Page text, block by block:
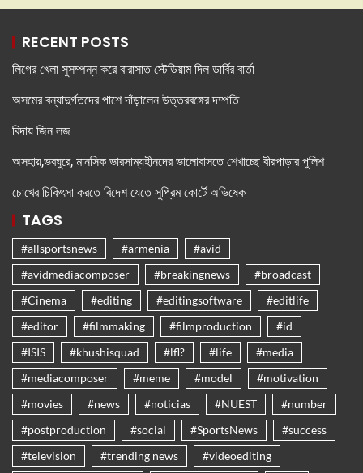
RECENT POSTS
লিগের খেলা সুসম্পন্ন করে বারাসাত স্টেডিয়াম দিল ডার্বির বার্তা
অসমের বন্যাদুর্গতদের পাশে দাঁড়ালেন উত্তরবঙ্গের দম্পতি
বিদায় জিন লজ
অসহায়,ভবঘুরে, মানসিক ভারসাম্যহীনদের ভালোবাসতে শেখাচ্ছে বীরপাড়ার পুলিশ
চোখের চিকিৎসা করতে বিদেশ যেতে সুপ্রিম কোর্টে অভিষেক
TAGS
#allsportsnews #armenia
#avid
#avidmediacomposer
#breakingnews
#broadcast
#Cinema
#editing #editingsoftware
#editlife
#editor
#filmmaking #filmproduction
#id
#ISIS
#khushisquad #lfl? #life
#media
#mediacomposer
#meme #model
#motivation
#movies
#news #noticias #NUEST
#number
#postproduction
#social #SportsNews
#success
#television
#trending news
#videoediting